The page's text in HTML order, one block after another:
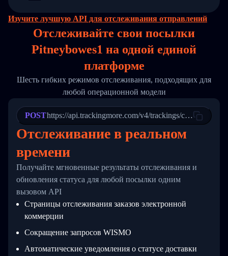
16
17
19
22
25
26
27
28
30
32
33
        "itemTimeLength": 2,
        "weblink": "",
        "trackinfo": [
            "Date": "2017-03-08 04: 22: 00",
"StatusDescription": "Departed
"Details": "Departed Facility
          },
          {
            "Date": "2017-03-06 15:28:00",
"StatusDescription": "Shipment
"Details": "BEIJING-
        ]
    ]
  }
Изучите лучшую API для отслеживания отправлений
Отслеживайте свои посылки
Pitneybowes1 на одной единой
платформе
Шесть гибких режимов отслеживания, подходящих для
любой операционной модели
POSThttps://api.trackingmore.com/v4/trackings/create
Отслеживание в реальном
времени
Получайте мгновенные результаты отслеживания и
обновления статуса для любой посылки одним
вызовом API
Страницы отслеживания заказов электронной
коммерции
Сокращение запросов WISMO
Автоматические уведомления о статусе доставки